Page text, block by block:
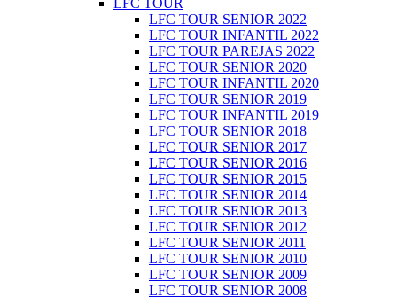
LFC TOUR
LFC TOUR SENIOR 2022
LFC TOUR INFANTIL 2022
LFC TOUR PAREJAS 2022
LFC TOUR SENIOR 2020
LFC TOUR INFANTIL 2020
LFC TOUR SENIOR 2019
LFC TOUR INFANTIL 2019
LFC TOUR SENIOR 2018
LFC TOUR SENIOR 2017
LFC TOUR SENIOR 2016
LFC TOUR SENIOR 2015
LFC TOUR SENIOR 2014
LFC TOUR SENIOR 2013
LFC TOUR SENIOR 2012
LFC TOUR SENIOR 2011
LFC TOUR SENIOR 2010
LFC TOUR SENIOR 2009
LFC TOUR SENIOR 2008